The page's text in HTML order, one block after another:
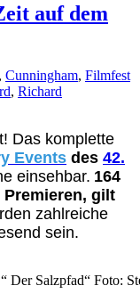
auf dem
, Cunningham, Filmfest
, Richard
Das komplette
Events des 42.
einsehbar. 164
Premieren, gilt
zahlreiche
sein.
Der Salzpfad“ Foto: